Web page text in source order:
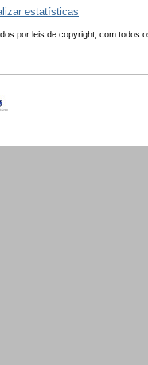
estatísticas
por leis de copyright, com todos